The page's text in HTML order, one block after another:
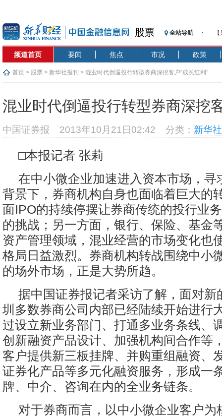
股票 全站导航
济
沥
济
频道首页 要闻 焦点 市况 政策
首页 > 股票 > 新华社报刊 > 混业时代倒逼投行转型券商深挖客户“成长红利”
混业时代倒逼投行转型券商深挖
中国证券报 2013年10月21日02:42 分类： 新华
□本报记者 张莉
在中小微企业加速进入资本市场，寻
背景下，券商机构自身也面临着巨大的
面IPO的持续停摆让券商传统的投行业
的挑战；另一方面，银行、保险、基金
资产管理领域，混业经营的市场变化也
格局日益激烈。券商机构转战围绕中小
的场外市场，正是大势所趋。
据中国证券报记者采访了解，面对新
圳多数券商公司内部已经陆续开始进行
过设立新业务部门、打通多业务条线、
创新融资产品设计、加强机构间合作等
客户提供新三板挂牌、并购重组融资、
证券化产品等多元化融资服务，形成一
牌、中介、咨询在内的全业务链条。
对于券商而言，以中小微企业客户为